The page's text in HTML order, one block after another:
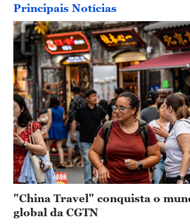
Principais Notícias
"China Travel" conquista o
global da CGTN